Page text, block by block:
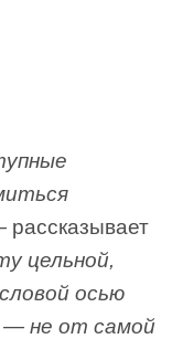
рассказывает
цельной,
осью
— не от самой